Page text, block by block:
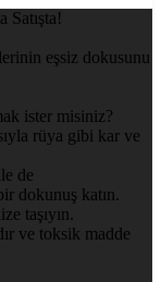
Satışta!
eşsiz dokusunu
ister misiniz?
rüya gibi kar ve
de
dokunuş katın.
taşıyın.
ve toksik madde